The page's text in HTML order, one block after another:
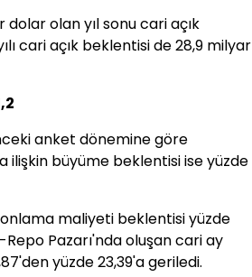
olan yıl sonu cari açık
cari açık beklentisi de 28,9 milyar
anket dönemine göre
ilişkin büyüme beklentisi ise yüzde
maliyeti beklentisi yüzde
Pazarı'nda oluşan cari ay
yüzde 23,39'a geriledi.